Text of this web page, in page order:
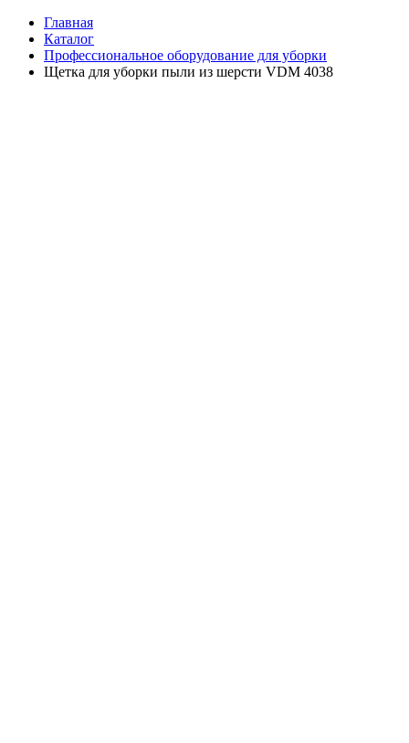
Главная
Каталог
Профессиональное оборудование для уборки
Щетка для уборки пыли из шерсти VDM 4038